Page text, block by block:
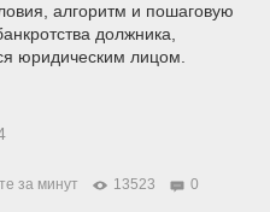
алгоритм и пошаговую
должника,
юридическим лицом.
за минут 13523 0